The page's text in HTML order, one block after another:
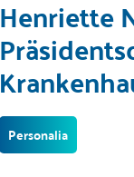
Henriette
Personalia